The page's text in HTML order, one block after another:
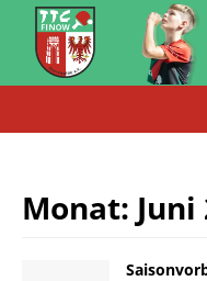
Monat: Juni